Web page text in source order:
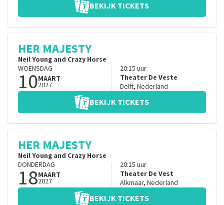
BEKIJK TICKETS
HER MAJESTY
Neil Young and Crazy Horse
WOENSDAG
10MAART
2027
20:15 uur
Theater De Veste
Delft, Nederland
BEKIJK TICKETS
HER MAJESTY
Neil Young and Crazy Horse
DONDERDAG
18MAART
2027
20:15 uur
Theater De Vest
Alkmaar, Nederland
BEKIJK TICKETS